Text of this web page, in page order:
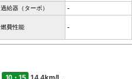
過給器（ターボ） -
燃費性能 -